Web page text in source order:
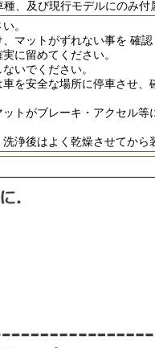
、及び現行モデルにのみ付
。
マットがずれない事を 確
に留めてください。
いでください。
を安全な場所に停車させ
ットがブレーキ・アクセル
浄後はよく乾燥させてから